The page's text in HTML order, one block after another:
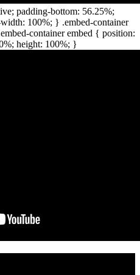
padding-bottom: 56.25%;
100%; } .embed-container
container embed { position:
height: 100%; }